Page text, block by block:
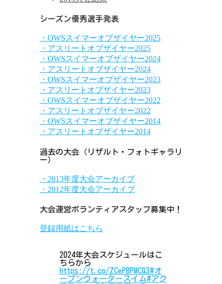
シーズン優秀選手発表
・OWSスイマーオブザイヤー2025
・アスリートオブザイヤー2025
・OWSスイマーオブザイヤー2024
・アスリートオブザイヤー2024
・OWSスイマーオブザイヤー2023
・アスリートオブザイヤー2023
・OWSスイマーオブザイヤー2022
・アスリートオブザイヤー2022
・OWSスイマーオブザイヤー2014
・アスリートオブザイヤー2014
過去の大会（リザルト・フォトギャラリ
ー）
・2013年度大会アーカイブ
・2012年度大会アーカイブ
大会運営ボランティアスタッフ募集中！
登録用紙はこちら
2024年大会スケジュールはこ
ちらから
https://t.co/ZCePBPMCQ3#オ
ープンウォータースイム#アク